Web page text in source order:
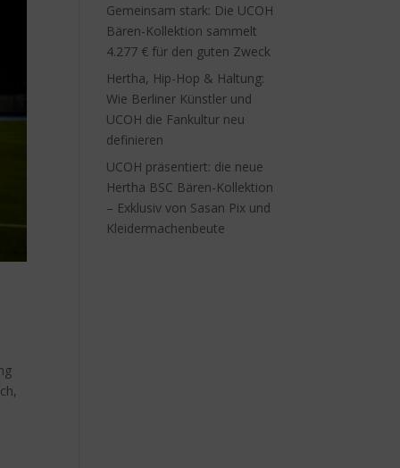
Gemeinsam stark: Die UCOH
Bären-Kollektion sammelt
4.277 € für den guten Zweck
Hertha, Hip-Hop & Haltung:
Wie Berliner Künstler und
UCOH die Fankultur neu
definieren
UCOH präsentiert: die neue
Hertha BSC Bären-Kollektion
– Exklusiv von Sasan Pix und
Kleidermachenbeute